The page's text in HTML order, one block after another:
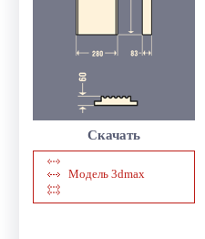
Скачать
Модель 3dmax